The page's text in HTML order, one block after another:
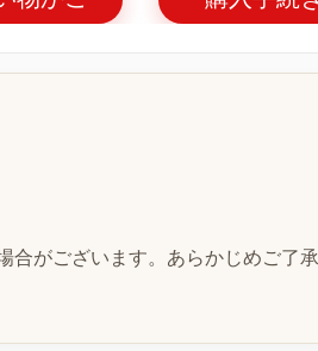
合がございます。あらかじめご了